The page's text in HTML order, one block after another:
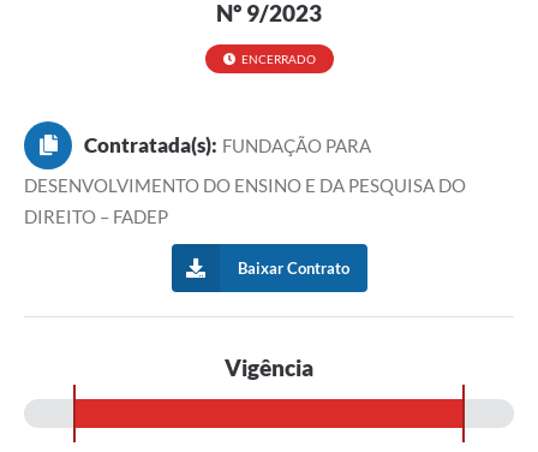
Nº 9/2023
ENCERRADO
Contratada(s): FUNDAÇÃO PARA
DESENVOLVIMENTO DO ENSINO E DA PESQUISA DO
DIREITO – FADEP
Baixar Contrato
Vigência